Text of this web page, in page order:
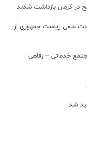
علمی ریاست جمهوری از
خدمات رفاهی جاده‌ای با احداث ۵۹۸ مجتمع خدماتی – رفاهی
شد